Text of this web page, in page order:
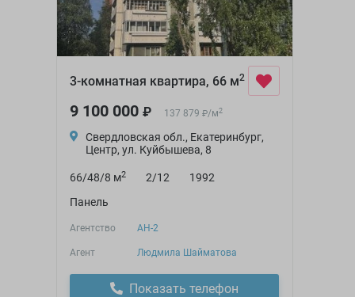
3-комнатная квартира, 66 м2
9 100 000 ₽ 137 879 ₽/м2
Свердловская обл., Екатеринбург,
Центр, ул. Куйбышева, 8
66/48/8 м2 2/12
1992
Панель
Агентство АН-2
Агент Людмила Шайматова
Показать телефон